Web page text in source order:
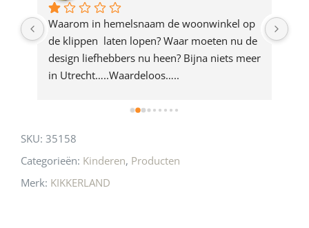
productWaarom in hemelsnaam de woonwinkel op
de klippen  laten lopen? Waar moeten nu de
design liefhebbers nu heen? Bijna niets meer
in Utrecht…..Waardeloos…..
SKU: 35158
Categorieën: Kinderen, Producten
Merk: KIKKERLAND